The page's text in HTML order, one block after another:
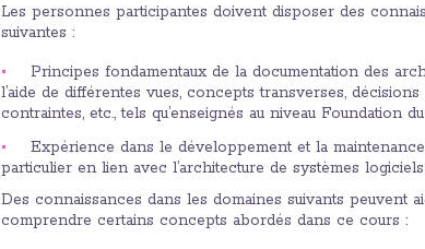
Les personnes participantes doivent disposer des
suivantes :
Principes fondamentaux de la documentation des
l’aide de différentes vues, concepts transverses,
contraintes, etc., tels qu’enseignés au niveau Foundation
Expérience dans le développement et la
particulier en lien avec l’architecture de systèmes
Des connaissances dans les domaines suivants peuvent
comprendre certains concepts abordés dans ce cours :